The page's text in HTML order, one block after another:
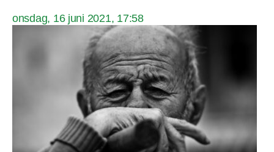
onsdag, 16 juni 2021, 17:58